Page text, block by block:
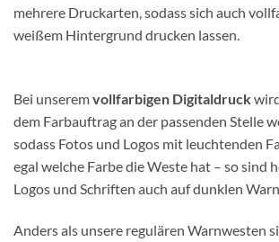
mehrere Druckarten, sodass sich auch
weißem Hintergrund drucken lassen.
Bei unseremvollfarbigen Digitaldruck
dem Farbauftrag an der passenden Stelle
sodass Fotos und Logos mit leuchtenden
egal welche Farbe die Weste hat – so sind
Logos und Schriften auch auf dunklen
Anders als unsere regulären Warnwesten